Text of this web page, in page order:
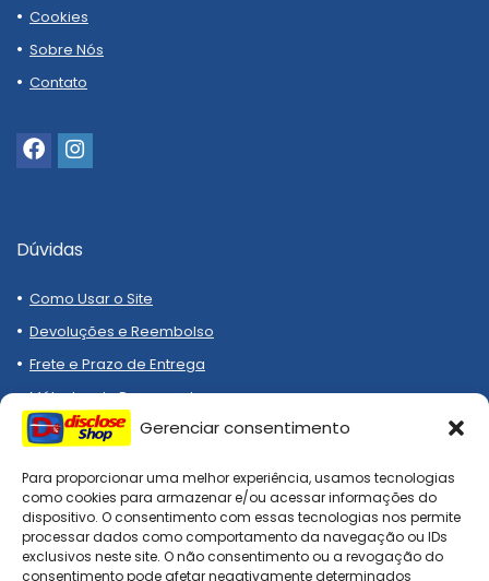
Gerenciar consentimento
Para proporcionar uma melhor experiência, usamos tecnologias
como cookies para armazenar e/ou acessar informações do
dispositivo. O consentimento com essas tecnologias nos permite
processar dados como comportamento da navegação ou IDs
exclusivos neste site. O não consentimento ou a revogação do
consentimento pode afetar negativamente determinados
Cookies
Sobre Nós
Contato
Dúvidas
Como Usar o Site
Devoluções e Reembolso
Frete e Prazo de Entrega
Métodos de Pagamento
Compre melhor, compra
segura!